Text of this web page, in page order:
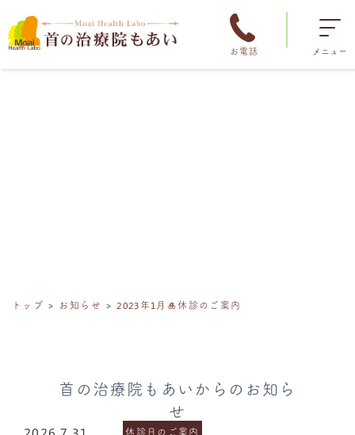
お電話 メニュー
トップ お知らせ 2023年1月🎍休診のご案内
首の治療院もあいからのお知ら
せ
休診日のご案内